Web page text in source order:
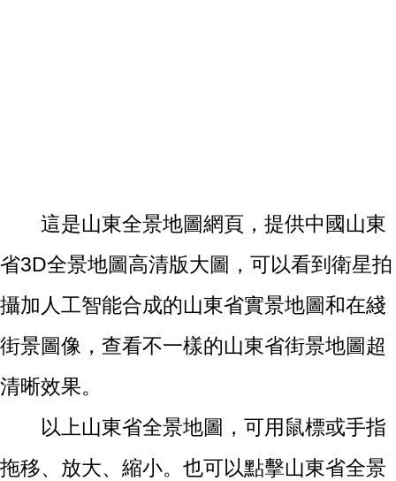
這是山東全景地圖網頁，提供中國山東
省3D全景地圖高清版大圖，可以看到衛星拍
攝加人工智能合成的山東省實景地圖和在綫
街景圖像，查看不一樣的山東省街景地圖超
清晰效果。
以上山東省全景地圖，可用鼠標或手指
拖移、放大、縮小。也可以點擊山東省全景